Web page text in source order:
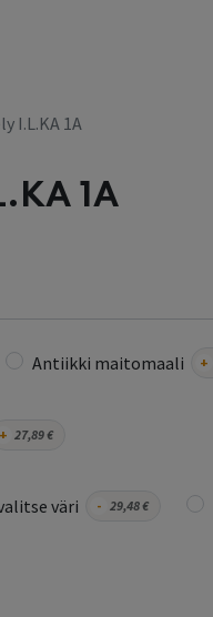
I.L.KA 1A
1A
Antiikki maitomaali +
+ 27,89€
väri - 29,48€